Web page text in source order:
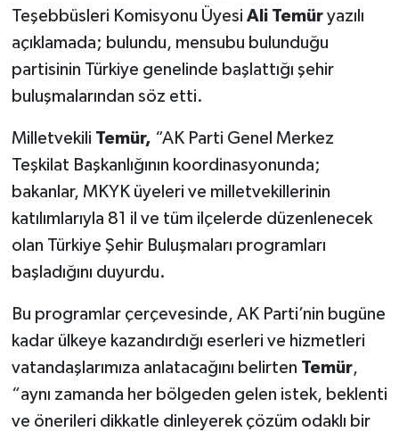
Teşebbüsleri Komisyonu Üyesi Ali Temüryazılı
açıklamada; bulundu, mensubu bulunduğu
partisinin Türkiye genelinde başlattığı şehir
buluşmalarından söz etti.
Milletvekili Temür, “AK Parti Genel Merkez
Teşkilat Başkanlığının koordinasyonunda;
bakanlar, MKYK üyeleri ve milletvekillerinin
katılımlarıyla 81 il ve tüm ilçelerde düzenlenecek
olan Türkiye Şehir Buluşmaları programları
başladığını duyurdu.
Bu programlar çerçevesinde, AK Parti’nin bugüne
kadar ülkeye kazandırdığı eserleri ve hizmetleri
vatandaşlarımıza anlatacağını belirten Temür,
“aynı zamanda her bölgeden gelen istek, beklenti
ve önerileri dikkatle dinleyerek çözüm odaklı bir